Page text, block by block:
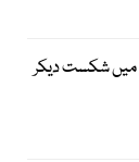
میں شکست دیکر